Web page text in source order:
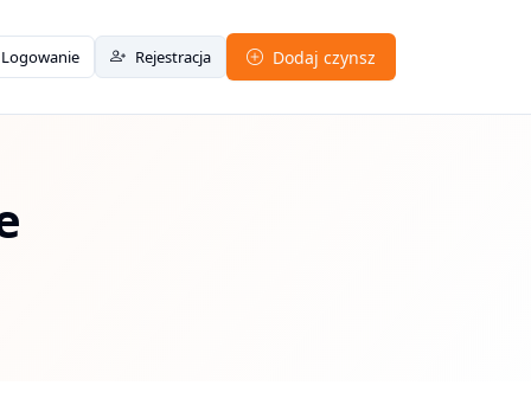
Logowanie Rejestracja Dodaj czynsz